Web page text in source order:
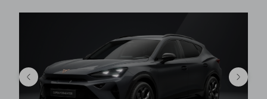
Kontakt